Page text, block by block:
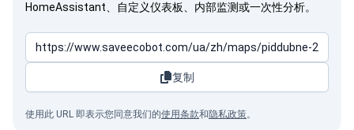
HomeAssistant、自定义仪表板、内部监测或一次性分析。
复制
使用此 URL 即表示您同意我们的使用条款和隐私政策。